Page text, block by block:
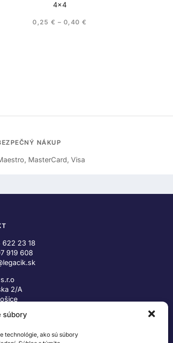
súbory
technológie, ako sú súbory
4×4
0,25 € – 0,40 €
NÁKUP
MasterCard, Visa
622 23 18
919 608
2/A
SK2023978330